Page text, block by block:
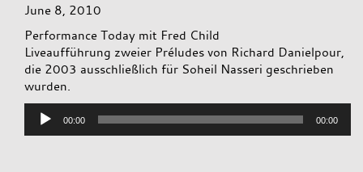
June 8, 2010
Performance Today mit Fred Child
Liveaufführung zweier Préludes von Richard Danielpour,
die 2003 ausschließlich für Soheil Nasseri geschrieben
wurden.
Audio
Player
00:00 00:00